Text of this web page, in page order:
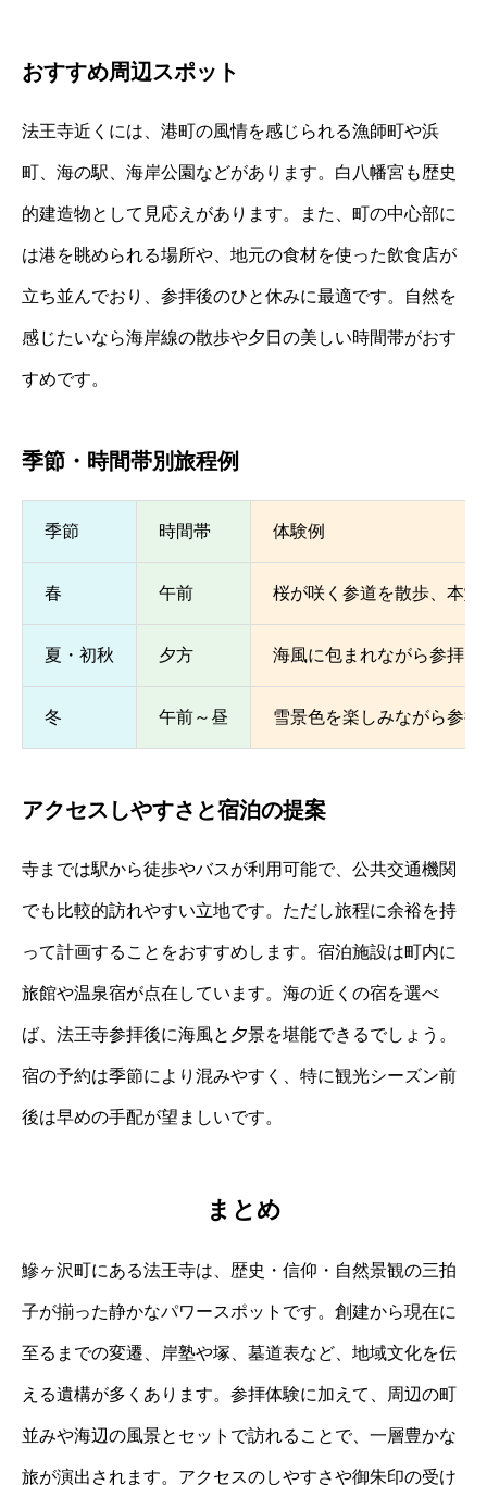
おすすめ周辺スポット
法王寺近くには、港町の風情を感じられる漁師町や浜
町、海の駅、海岸公園などがあります。白八幡宮も歴史
的建造物として見応えがあります。また、町の中心部に
は港を眺められる場所や、地元の食材を使った飲食店が
立ち並んでおり、参拝後のひと休みに最適です。自然を
感じたいなら海岸線の散歩や夕日の美しい時間帯がおす
すめです。
季節・時間帯別旅程例
季節 時間帯 体験例
春 午前 桜が咲く参道を散歩、本
夏・初秋 夕方 海風に包まれながら参拝
冬 午前～昼 雪景色を楽しみながら参
アクセスしやすさと宿泊の提案
寺までは駅から徒歩やバスが利用可能で、公共交通機関
でも比較的訪れやすい立地です。ただし旅程に余裕を持
って計画することをおすすめします。宿泊施設は町内に
旅館や温泉宿が点在しています。海の近くの宿を選べ
ば、法王寺参拝後に海風と夕景を堪能できるでしょう。
宿の予約は季節により混みやすく、特に観光シーズン前
後は早めの手配が望ましいです。
まとめ
鰺ヶ沢町にある法王寺は、歴史・信仰・自然景観の三拍
子が揃った静かなパワースポットです。創建から現在に
至るまでの変遷、岸塾や塚、墓道表など、地域文化を伝
える遺構が多くあります。参拝体験に加えて、周辺の町
並みや海辺の風景とセットで訪れることで、一層豊かな
旅が演出されます。アクセスのしやすさや御朱印の受け